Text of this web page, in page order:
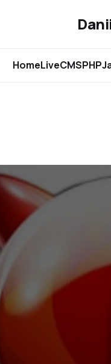
HomeLiveCMSPHP